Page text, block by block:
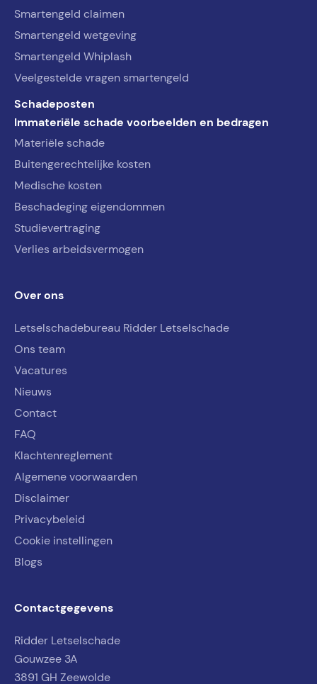
Smartengeld claimen
Smartengeld wetgeving
Smartengeld Whiplash
Veelgestelde vragen smartengeld
Schadeposten
Immateriële schade voorbeelden en bedragen
Materiële schade
Buitengerechtelijke kosten
Medische kosten
Beschadeging eigendommen
Studievertraging
Verlies arbeidsvermogen
Over ons
Letselschadebureau Ridder Letselschade
Ons team
Vacatures
Nieuws
Contact
FAQ
Klachtenreglement
Algemene voorwaarden
Disclaimer
Privacybeleid
Cookie instellingen
Blogs
Contactgegevens
Ridder Letselschade
Gouwzee 3A
3891 GH Zeewolde